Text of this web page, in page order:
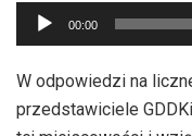
Odtwarzacz
plików
dźwiękowych
00:00
W odpowiedzi na
przedstawiciele